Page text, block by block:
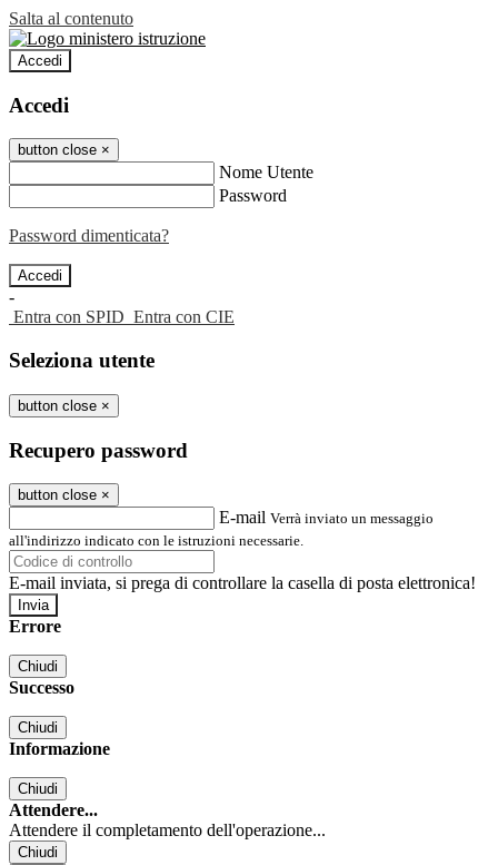
Salta al contenuto
Accedi
Accedi
button close ×
Nome Utente
Password
Password dimenticata?
-
Entra con SPID Entra con CIE
Seleziona utente
button close ×
Recupero password
button close ×
E-mail Verrà inviato un messaggio
all'indirizzo indicato con le istruzioni necessarie.
E-mail inviata, si prega di controllare la casella di posta elettronica!
Errore
Chiudi
Successo
Chiudi
Informazione
Chiudi
Attendere...
Attendere il completamento dell'operazione...
Chiudi